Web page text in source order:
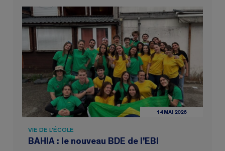
14 MAI 2026
VIE DE L'ÉCOLE
BAHIA : le nouveau BDE de l’EBI